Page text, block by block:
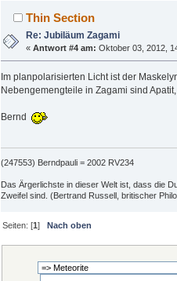
Thin Section
Re: Jubiläum Zagami
«Antwort #4 am: Oktober 03, 2012,
Im planpolarisierten Licht ist der
Nebengemengteile in Zagami sind
Bernd
(247553) Berndpauli = 2002 RV234
Das Ärgerlichste in dieser Welt ist, dass die
Zweifel sind. (Bertrand Russell, britischer
Seiten: [1]Nach oben